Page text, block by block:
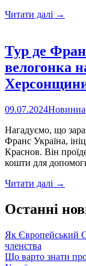
Читати далі
участь
у
пробігу
на
міст
→
Тур де
велогонка
09.07.2024Новини
Нагадуємо, що
Франс Україна,
Краснов. Він
кошти для
Читати далі Тур
Франс
Україна
→
Останні
Як Європейський
членства
Що варто знати